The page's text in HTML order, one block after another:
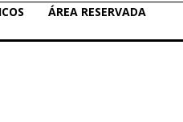
ÁREA RESERVADA